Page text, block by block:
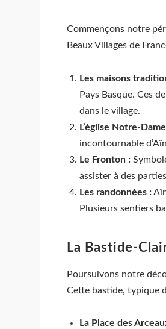
Commençons notre
Beaux Villages de
Les maisons
Pays Basque. Ces
dans le village.
L’église Notre-
incontournable
Le Fronton :
assister à des
Les randonnées :
Plusieurs sentiers
La Bastide-
Poursuivons notre
Cette bastide, typique
La Place des